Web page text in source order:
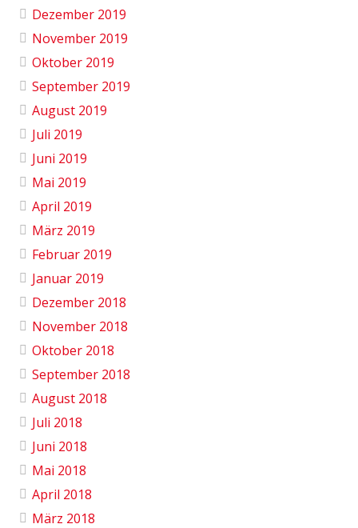
Dezember 2019
November 2019
Oktober 2019
September 2019
August 2019
Juli 2019
Juni 2019
Mai 2019
April 2019
März 2019
Februar 2019
Januar 2019
Dezember 2018
November 2018
Oktober 2018
September 2018
August 2018
Juli 2018
Juni 2018
Mai 2018
April 2018
März 2018